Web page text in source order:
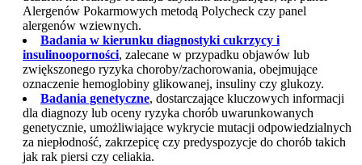
Alergenów Pokarmowych metodą Polycheck czy panel
alergenów wziewnych.
Badania w kierunku diagnostyki cukrzycy i
insulinooporności, zalecane w przypadku objawów lub
zwiększonego ryzyka choroby/zachorowania, obejmujące
oznaczenie hemoglobiny glikowanej, insuliny czy glukozy.
Badania genetyczne, dostarczające kluczowych informacji
dla diagnozy lub oceny ryzyka chorób uwarunkowanych
genetycznie, umożliwiające wykrycie mutacji odpowiedzialnych
za niepłodność, zakrzepicę czy predyspozycje do chorób takich
jak rak piersi czy celiakia.